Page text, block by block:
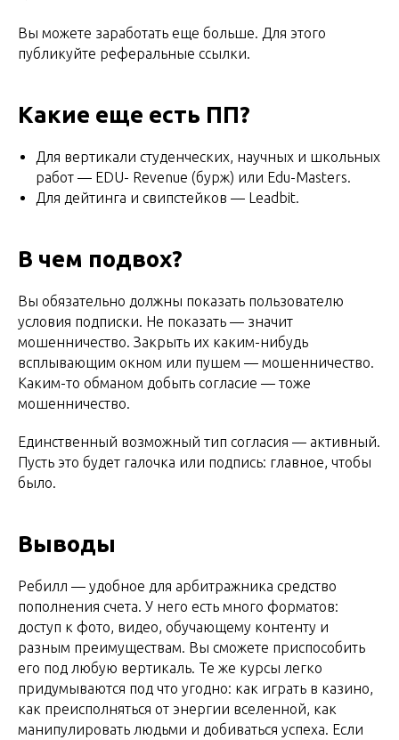
Вы можете заработать еще больше. Для этого
публикуйте реферальные ссылки.
Какие еще есть ПП?
Для вертикали студенческих, научных и школьных
работ — EDU- Revenue (бурж) или Edu-Masters.
Для дейтинга и свипстейков — Leadbit.
В чем подвох?
Вы обязательно должны показать пользователю
условия подписки. Не показать — значит
мошенничество. Закрыть их каким-нибудь
всплывающим окном или пушем — мошенничество.
Каким-то обманом добыть согласие — тоже
мошенничество.
Единственный возможный тип согласия — активный.
Пусть это будет галочка или подпись: главное, чтобы
было.
Выводы
Ребилл — удобное для арбитражника средство
пополнения счета. У него есть много форматов:
доступ к фото, видео, обучающему контенту и
разным преимуществам. Вы сможете приспособить
его под любую вертикаль. Те же курсы легко
придумываются под что угодно: как играть в казино,
как преисполняться от энергии вселенной, как
манипулировать людьми и добиваться успеха. Если